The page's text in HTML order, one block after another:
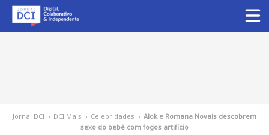
Jornal DCI › DCI Mais › Celebridades › Alok e Romana Novais descobrem
sexo do bebê com fogos artifício